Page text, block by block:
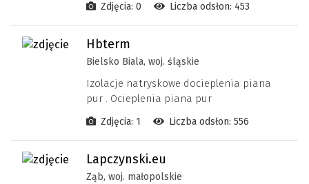
Zdjęcia: 0 Liczba odsłon: 453
Hbterm
Bielsko Biala, woj. śląskie
Izolacje natryskowe docieplenia piana
pur . Ocieplenia piana pur
Zdjęcia: 1 Liczba odsłon: 556
Lapczynski.eu
Ząb, woj. małopolskie